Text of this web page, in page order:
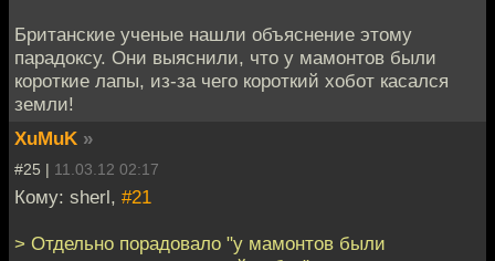
Британские ученые нашли объяснение этому
парадоксу. Они выяснили, что у мамонтов были
короткие лапы, из-за чего короткий хобот касался
земли!
XuMuK »
#25 | 11.03.12 02:17
Кому: sherl, #21
> Отдельно порадовало "у мамонтов были